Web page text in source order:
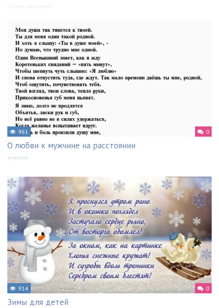
с днем рождения
961 0
О любви к мужчине на расстоянии
мужчине
914 0
Зимы для детей